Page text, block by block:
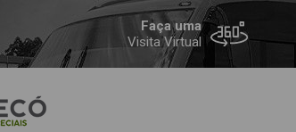
Faça uma
Visita Virtual